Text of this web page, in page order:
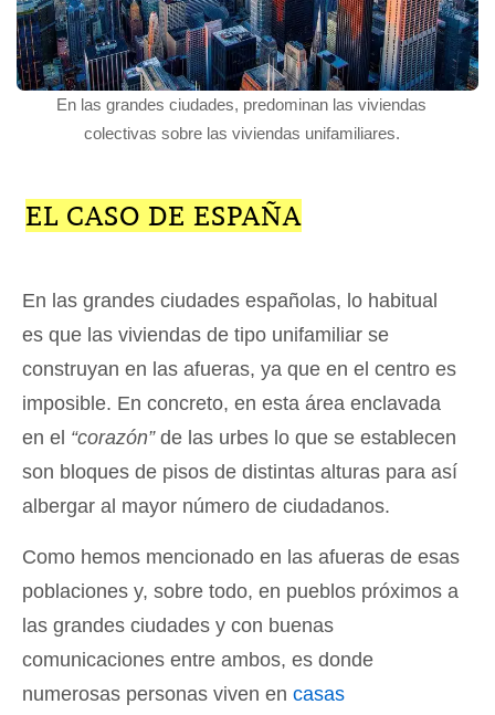
En las grandes ciudades, predominan las viviendas
colectivas sobre las viviendas unifamiliares.
EL CASO DE ESPAÑA
En las grandes ciudades españolas, lo habitual
es que las viviendas de tipo unifamiliar se
construyan en las afueras, ya que en el centro es
imposible. En concreto, en esta área enclavada
en el “corazón”de las urbes lo que se establecen
son bloques de pisos de distintas alturas para así
albergar al mayor número de ciudadanos.
Como hemos mencionado en las afueras de esas
poblaciones y, sobre todo, en pueblos próximos a
las grandes ciudades y con buenas
comunicaciones entre ambos, es donde
numerosas personas viven en casas